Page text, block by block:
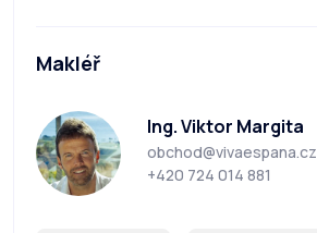
Makléř
Ing. Viktor Margita
obchod@vivaespana.cz
+420 724 014 881